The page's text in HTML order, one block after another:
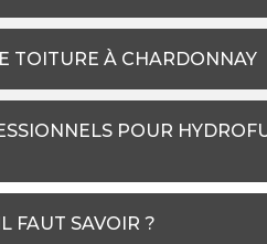
TOITURE À CHARDONNAY
POUR
FAUT SAVOIR ?